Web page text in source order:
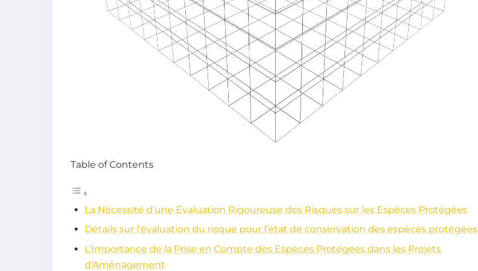
Table of Contents
La Nécessité d’une Évaluation Rigoureuse des Risques sur les Espèces Protégées
Détails sur l’évaluation du risque pour l’état de conservation des espèces protégées
L’Importance de la Prise en Compte des Espèces Protégées dans les Projets
d’Aménagement